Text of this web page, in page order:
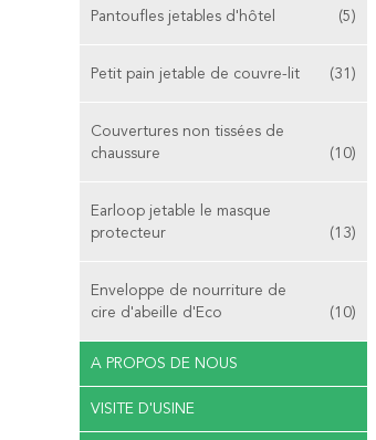
Pantoufles jetables d'hôtel (5)
Petit pain jetable de couvre-lit (31)
Couvertures non tissées de
chaussure
(10)
Earloop jetable le masque
protecteur
(13)
Enveloppe de nourriture de
cire d'abeille d'Eco
(10)
A PROPOS DE NOUS
VISITE D'USINE